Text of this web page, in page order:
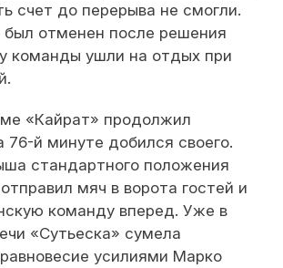
счет до перерыва не смогли.
отменен после решения
команды ушли на отдых при
«Кайрат» продолжил
76-й минуте добился своего.
стандартного положения
мяч в ворота гостей и
команду вперед. Уже в
«Сутьеска» сумела
усилиями Марко